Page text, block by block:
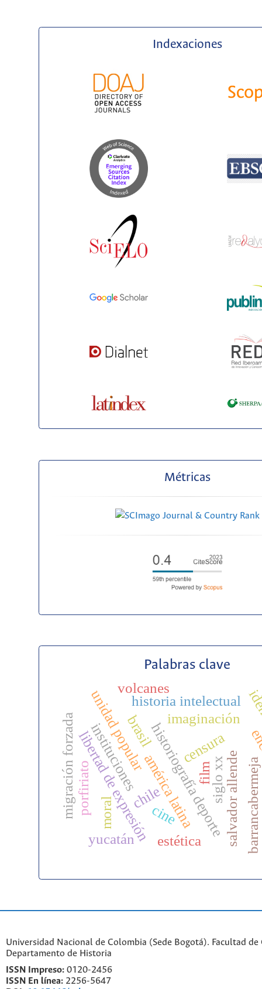
Indexaciones
Métricas
Palabras clave
historiografía deporte
américa latina
censura
cine
film
chile salvador allende
unidad popular
libertad de expresión barrancabermeja
imaginación
moral
migración forzada siglo xx
instituciones
porfiriato
yucatán
brasil
historia intelectual
estética
volcanes
Universidad Nacional de Colombia (Sede Bogotá). Facultad de
Departamento de Historia
ISSN Impreso: 0120-2456
ISSN En línea: 2256-5647